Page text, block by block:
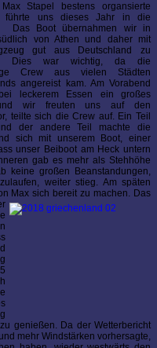
Stapel bestens organsierte
führte uns dieses Jahr in die
Das Boot übernahmen wir in
von Athen und daher mit
gut aus Deutschland zu
Dies war wichtig, da die
Crew aus vielen Städten
angereist kam. Am Vorabend
leckerem Essen ein großes
wir freuten uns auf den
teilte sich die Crew auf. Ein Teil
der andere Teil machte die
sich mit unserem Boot, einer
unser Beiboot am Heck untern
gab es mehr als Stehhöhe
keine großen Beanstandungen,
weiter stieg. Am späten
Max sich bereit zu machen. Das
genießen. Da der Wetterbericht
mehr Windstärken vorhersagte,